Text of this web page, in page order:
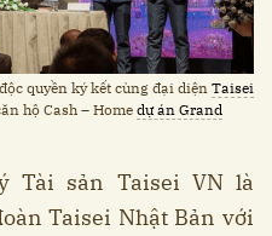
quyền ký kết cùng đại diện Taisei
hộ Cash – Home dự án Grand
Tài sản Taisei VN là
Taisei Nhật Bản với